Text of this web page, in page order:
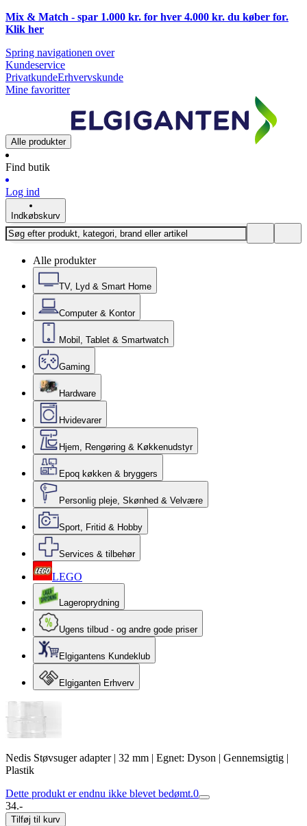
Mix & Match - spar 1.000 kr. for hver 4.000 kr. du køber for.
Klik her
Spring navigationen over
Kundeservice
PrivatkundeErhvervskunde
Mine favoritter
Alle produkter
Find butik
Log ind
Indkøbskurv
Alle produkter
TV, Lyd & Smart Home
Computer & Kontor
Mobil, Tablet & Smartwatch
Gaming
Hardware
Hvidevarer
Hjem, Rengøring & Køkkenudstyr
Epoq køkken & bryggers
Personlig pleje, Skønhed & Velvære
Sport, Fritid & Hobby
Services & tilbehør
LEGO
Lageroprydning
Ugens tilbud - og andre gode priser
Elgigantens Kundeklub
Elgiganten Erhverv
Nedis Støvsuger adapter | 32 mm | Egnet: Dyson | Gennemsigtig |
Plastik
Dette produkt er endnu ikke blevet bedømt.0
34.-
Tilføj til kurv